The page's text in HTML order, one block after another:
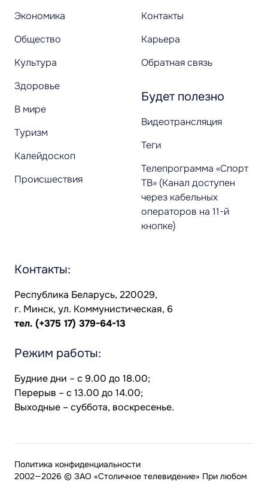
Экономика
Общество
Культура
Здоровье
В мире
Туризм
Калейдоскоп
Происшествия
Контакты
Карьера
Обратная связь
Будет полезно
Видеотрансляция
Теги
Телепрограмма «Спорт
ТВ» (Канал доступен
через кабельных
операторов на 11-й
кнопке)
Контакты:
Республика Беларусь, 220029,
г. Минск, ул. Коммунистическая, 6
тел. (+375 17) 379-64-13
Режим работы:
Будние дни – с 9.00 до 18.00;
Перерыв – с 13.00 до 14.00;
Выходные – суббота, воскресенье.
2002—2026 © ЗАО «Столичное телевидение» При любом
Политика конфиденциальности